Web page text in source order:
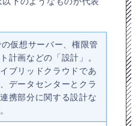
仮想サーバー、権限管
計画などの「設計」。
ブリッドクラウドであ
データセンターとクラ
携部分に関する設計な